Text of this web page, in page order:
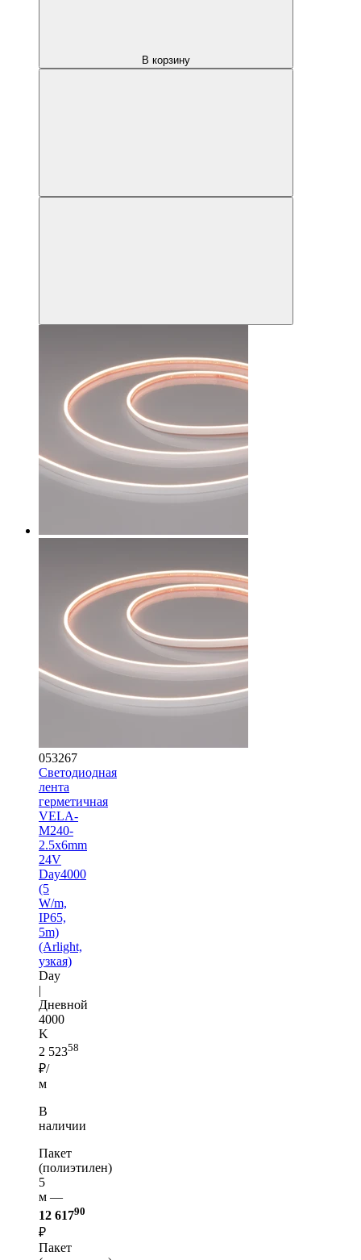
В корзину
053267
Светодиодная
лента
герметичная
VELA-
M240-
2.5x6mm
24V
Day4000
(5
W/m,
IP65,
5m)
(Arlight,
узкая)
Day
|
Дневной
4000
K
2 52358
₽/
м
В
наличии
Пакет
(полиэтилен)
5
м —
12 61790
₽
Пакет